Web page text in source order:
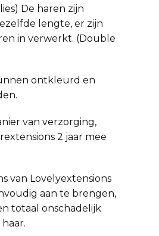
De haren zijn
lengte, er zijn
in verwerkt. (Double
ontkleurd en
van verzorging,
2 jaar mee
van Lovelyextensions
aan te brengen,
totaal onschadelijk